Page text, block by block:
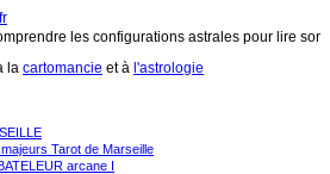
les configurations astrales pour lire
la cartomancie et à l'astrologie
Tarot de Marseille
arcane I